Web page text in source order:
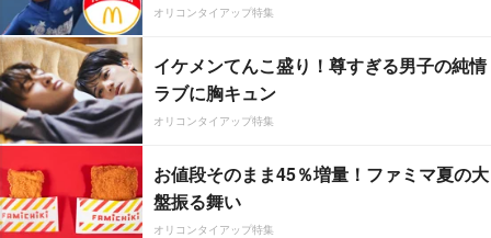
オリコンタイアップ特集
イケメンてんこ盛り！尊すぎる男子の純情
ラブに胸キュン
オリコンタイアップ特集
お値段そのまま45％増量！ファミマ夏の大
盤振る舞い
オリコンタイアップ特集